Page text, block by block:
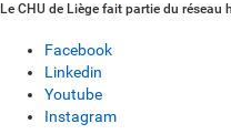
Le CHU de Liège fait partie du réseau
Facebook
Linkedin
Youtube
Instagram